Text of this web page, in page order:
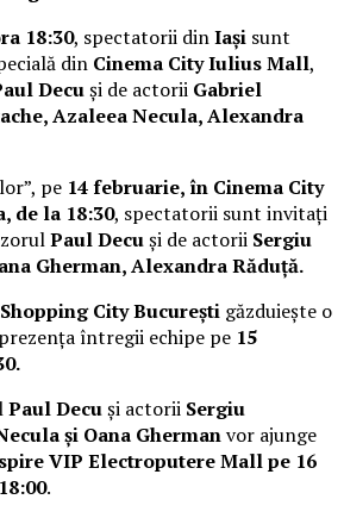
18:30, spectatorii dinIași sunt
din Cinema City Iulius Mall,
Decuși de actorii Gabriel
Azaleea Necula, Alexandra
pe 14 februarie, în Cinema City
de la 18:30, spectatorii sunt invitați
Paul Decuși de actorii Sergiu
Gherman, Alexandra Răduță.
City București găzduiește o
întregii echipe pe 15
Paul Decuși actorii Sergiu
și Oana Ghermanvor ajunge
VIP Electroputere Mall pe 16
.